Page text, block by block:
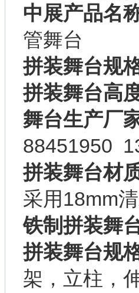
中展产品名
管舞台
拼装舞台规
拼装舞台高
舞台生产厂
88451950
拼装舞台材
采用18mm
铁制拼装舞
拼装舞台规
架，立柱，